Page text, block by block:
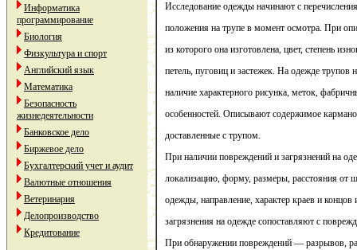
Информатика
программирование
Биология
Физкультура и спорт
Английский язык
Математика
Безопасность
жизнедеятельности
Банковское дело
Биржевое дело
Бухгалтерский учет и аудит
Валютные отношения
Ветеринария
Делопроизводство
Кредитование
Исследование одежды начинают с
положения на трупе в момент осмотра. При
из которого она изготовлена, цвет, степень
петель, пуговиц и застежек. На одежде трупов
наличие характерного рисунка, меток,
особенностей. Описывают содержимое
доставленные с трупом.
При наличии повреждений и загрязнений на
локализацию, форму, размеры, расстояния от
одежды, направление, характер краев и
загрязнения на одежде сопоставляют с
При обнаружении повреждений — разрывов,